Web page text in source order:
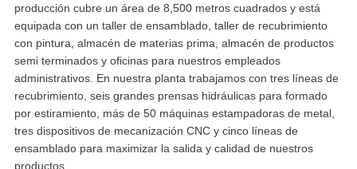
producción cubre un área de 8,500 metros cuadrados y está
equipada con un taller de ensamblado, taller de recubrimiento
con pintura, almacén de materias prima, almacén de productos
semi terminados y oficinas para nuestros empleados
administrativos. En nuestra planta trabajamos con tres líneas de
recubrimiento, seis grandes prensas hidráulicas para formado
por estiramiento, más de 50 máquinas estampadoras de metal,
tres dispositivos de mecanización CNC y cinco líneas de
ensamblado para maximizar la salida y calidad de nuestros
productos.